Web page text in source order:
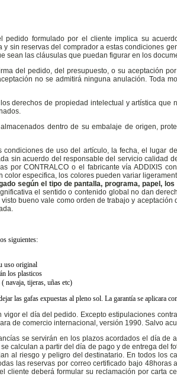
formulado por el cliente implica su
sin reservas del comprador a estas condiciones
las cláusulas que puedan figurar en los
del pedido, del presupuesto, o su aceptación
no se admitirá ninguna anulación. Toda
derechos de propiedad intelectual y artística
dentro de su embalaje de origen,
de uso del artículo, la fecha, el lugar
sin acuerdo del responsable del servicio calidad
por CONTRALCO o el fabricante vía ADDIXIS
especifica, los colores pueden variar
según el tipo de pantalla, programa, papel,
el sentido o contenido global no dan
bueno vale como orden de trabajo y
siguientes:
uso original
los plasticos
navaja, tijeras, uñas etc)
las gafas expuestas al pleno sol. La garantía se aplicara
el día del pedido. Excepto estipulaciones
de comercio internacional, versión 1990. Salvo
se servirán en los plazos acordados el día
calculan a partir del día de pago y de entrega del
al riesgo y peligro del destinatario. En todos los
las reservas por correo certificado bajo 48horas
deberá formular su reclamación por carta